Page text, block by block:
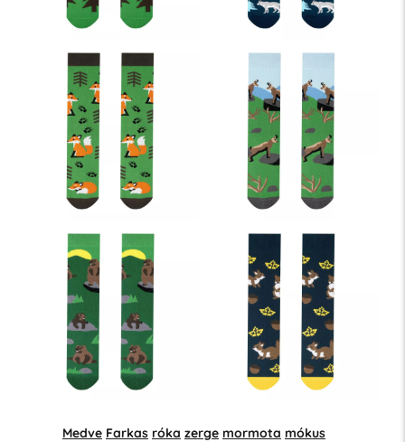
Medve Farkas róka zerge mormota mókus